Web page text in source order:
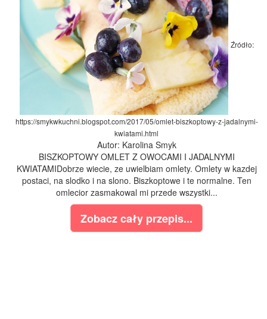
Źródło:
https://smykwkuchni.blogspot.com/2017/05/omlet-biszkoptowy-z-jadalnymi-
kwiatami.html
Autor: Karolina Smyk
BISZKOPTOWY OMLET Z OWOCAMI I JADALNYMI
KWIATAMIDobrze wiecie, ze uwielbiam omlety. Omlety w kazdej
postaci, na slodko i na slono. Biszkoptowe i te normalne. Ten
omlecior zasmakowal mi przede wszystki...
Zobacz cały przepis...